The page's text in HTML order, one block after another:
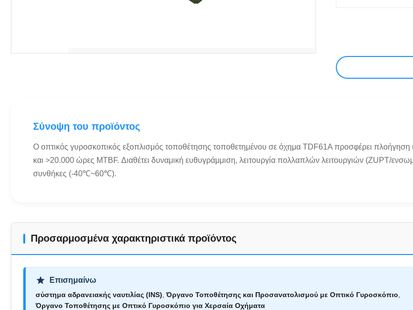
Σύνοψη του προϊόντος
Ο οπτικός γυροσκοπικός εξοπλισμός τοποθέτησης τοποθετημένου σε όχημα TDF61A προσφέρει
και >20.000 ώρες MTBF. Διαθέτει δυναμική ευθυγράμμιση, λειτουργία πολλαπλών λειτουργιών (ZUPT/
συνθήκες (-40℃~60℃).
Προσαρμοσμένα χαρακτηριστικά προϊόντος
Επισημαίνω
σύστημα αδρανειακής ναυτιλίας (INS) ,Όργανο Τοποθέτησης και Προσανατολισμού με Οπτικό Γυροσκόπιο
Όργανο Τοποθέτησης με Οπτικό Γυροσκόπιο για Χερσαία Οχήματα